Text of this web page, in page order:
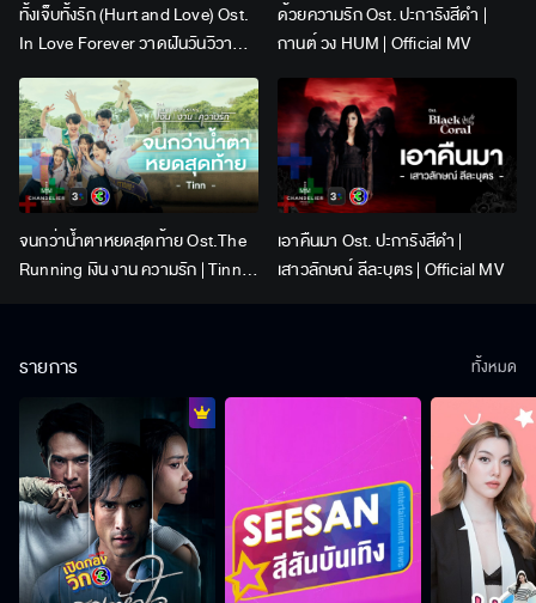
ทั้งเจ็บทั้งรัก (Hurt and Love) Ost.
In Love Forever วาดฝันวันวิวาห์ |
Lingling Kwong x Orm
Kornnaphat | Official Karaoke
ด้วยความรัก Ost. ปะการังสีดำ |
กานต์ วง HUM | Official MV
จนกว่าน้ำตาหยดสุดท้าย Ost.The
Running เงิน งาน ความรัก | Tinn |
เอาคืนมา Ost. ปะการังสีดำ |
เสาวลักษณ์ ลีละบุตร | Official MV
รายการ ทั้งหมด